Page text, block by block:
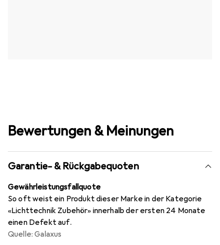
Bewertungen & Meinungen
Garantie- & Rückgabequoten
Gewährleistungsfallquote
So oft weist ein Produkt dieser Marke in der Kategorie
«Lichttechnik Zubehör» innerhalb der ersten 24 Monate
einen Defekt auf.
Quelle: Galaxus